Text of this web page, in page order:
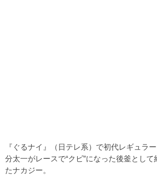
『ぐるナイ』（日テレ系）で初代レギュラ
分太一がレースで“クビ”になった後釜とし
たナカジー。